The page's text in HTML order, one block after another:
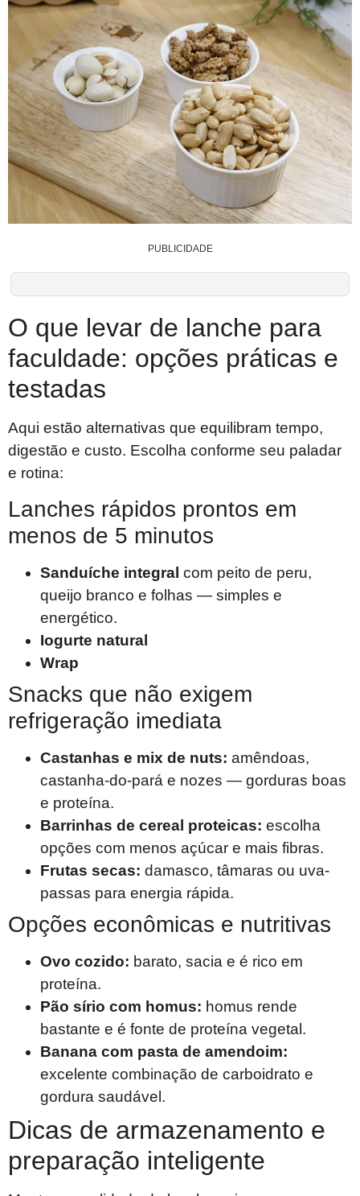
PUBLICIDADE
O que levar de lanche para
faculdade: opções práticas e
testadas
Aqui estão alternativas que equilibram tempo,
digestão e custo. Escolha conforme seu paladar
e rotina:
Lanches rápidos prontos em
menos de 5 minutos
Sanduíche integral com peito de peru,
queijo branco e folhas — simples e
energético.
Iogurte natural
Wrap
Snacks que não exigem
refrigeração imediata
Castanhas e mix de nuts: amêndoas,
castanha-do-pará e nozes — gorduras boas
e proteína.
Barrinhas de cereal proteicas: escolha
opções com menos açúcar e mais fibras.
Frutas secas: damasco, tâmaras ou uva-
passas para energia rápida.
Opções econômicas e nutritivas
Ovo cozido: barato, sacia e é rico em
proteína.
Pão sírio com homus: homus rende
bastante e é fonte de proteína vegetal.
Banana com pasta de amendoim:
excelente combinação de carboidrato e
gordura saudável.
Dicas de armazenamento e
preparação inteligente